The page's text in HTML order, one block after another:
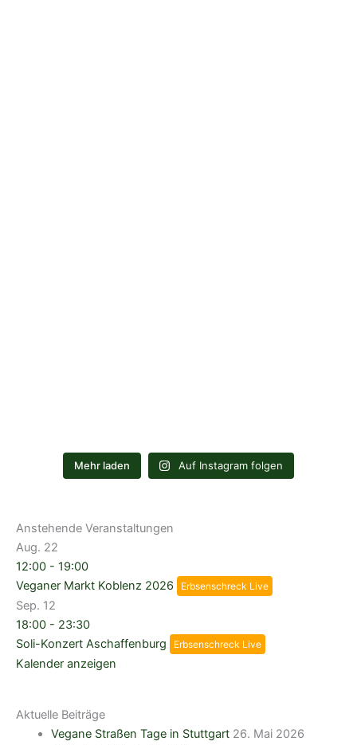
Mehr laden Auf Instagram folgen
Anstehende Veranstaltungen
Aug. 22
12:00 - 19:00
Veganer Markt Koblenz 2026
Erbsenschreck Live
Sep. 12
18:00 - 23:30
Soli-Konzert Aschaffenburg
Erbsenschreck Live
Kalender anzeigen
Aktuelle Beiträge
Vegane Straßen Tage in Stuttgart 26. Mai 2026